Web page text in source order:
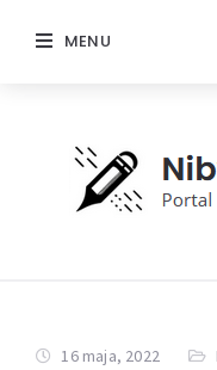
MENU
16 maja, 2022